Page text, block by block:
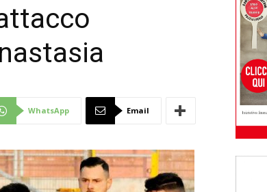
Mantova
WhatsApp Email